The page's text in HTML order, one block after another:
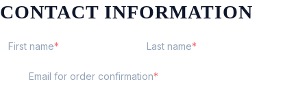
CONTACT INFORMATION
First name Last name
Email for order confirmation